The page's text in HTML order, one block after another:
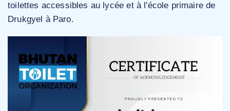
toilettes accessibles au lycée et à l'école primaire de
Drukgyel à Paro.